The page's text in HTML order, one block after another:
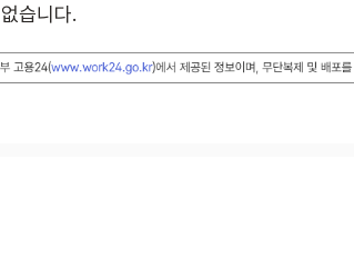
습니다.